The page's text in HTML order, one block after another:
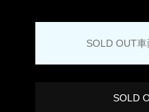
SOLD OUT車
SOLD